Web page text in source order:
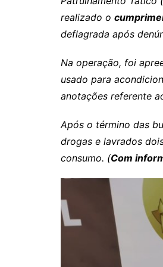
realizado o
deflagrada após
Na operação, foi
usado para
anotações referente
Após o término das
drogas e lavrados
consumo. (Com